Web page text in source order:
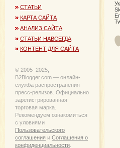
СТАТЬИ
КАРТА САЙТА
АНАЛИЗ САЙТА
СТАТЬИ НАВСЕГДА
КОНТЕНТ ДЛЯ САЙТА
© 2005−2025,
B2Blogger.com — онлайн-
служба распространения
пресс-релизов. Официально
зарегистрированная
торговая марка.
Рекомендуем ознакомиться
с уловиями
Пользовательского
соглашения и Соглашения о
конфиденциальности